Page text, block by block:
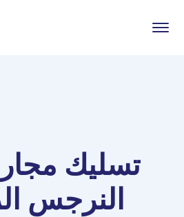
تسليك
النرجس